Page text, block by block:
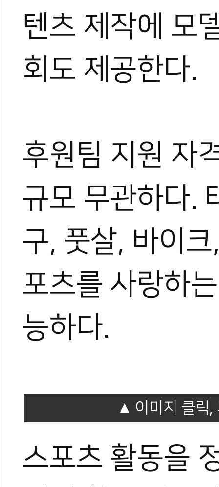
텐츠 제작에 모
회도 제공한다.
후원팀 지원 자
규모 무관하다.
구, 풋살, 바이
포츠를 사랑하
능하다.
이미지 클릭,
스포츠 활동을
0